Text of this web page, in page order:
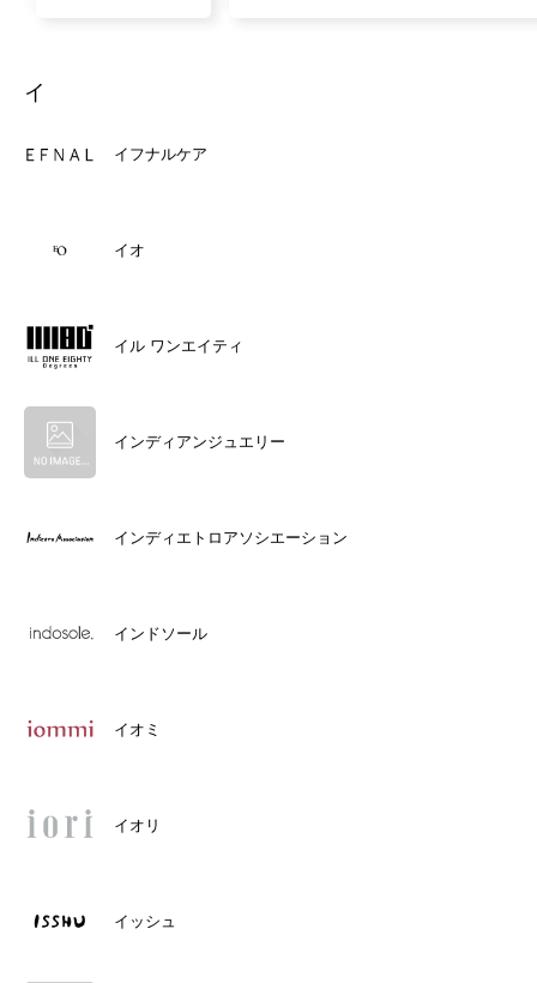
イ
イフナルケア
イオ
イル ワンエイティ
インディアンジュエリー
インディエトロアソシエーション
インドソール
イオミ
イオリ
イッシュ